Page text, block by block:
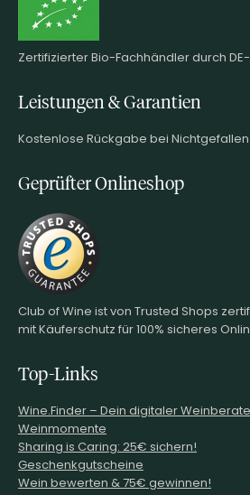
Zertifizierter Bio-Fachhändler durch
Leistungen & Garantien
Kostenlose Rückgabe bei Nichtgefallen
Geprüfter Onlineshop
Club of Wine ist von Trusted Shops
mit Käuferschutz für 100% sicheres
Top-Links
Wine.Finder – Dein digitaler
Weinmomente
Sharing is Caring: 25€ sichern!
Geschenkgutscheine
Wein bewerten & 75€ gewinnen!